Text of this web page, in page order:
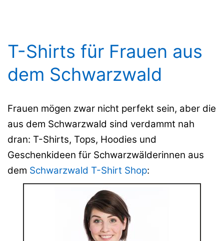
T-Shirts für Frauen aus
dem Schwarzwald
Frauen mögen zwar nicht perfekt sein, aber die
aus dem Schwarzwald sind verdammt nah
dran: T-Shirts, Tops, Hoodies und
Geschenkideen für Schwarzwälderinnen aus
dem Schwarzwald T-Shirt Shop: